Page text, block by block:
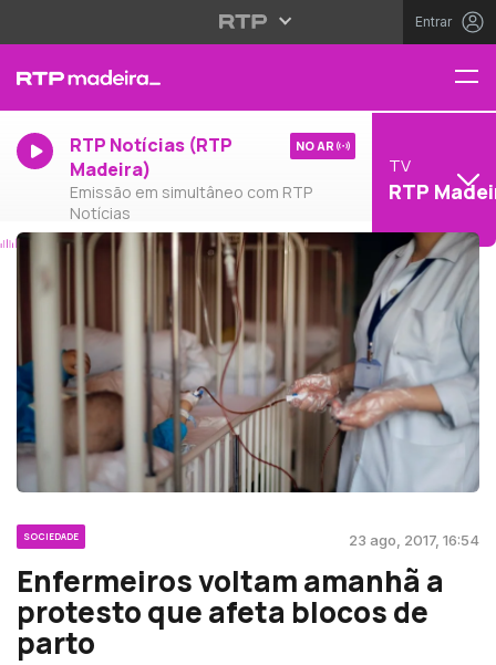
Entrar
RTP Notícias (RTP
Madeira)
Emissão em simultâneo com RTP
Notícias
NO AR
TV
RTP
SOCIEDADE 23 ago, 2017, 16:54
Enfermeiros voltam amanhã a
protesto que afeta blocos de
parto